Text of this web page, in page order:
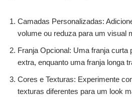
Camadas Personalizadas:
volume ou reduza para um visual
Franja Opcional: Uma franja curta
extra, enquanto uma franja longa
Cores e Texturas: Experimente
texturas diferentes para um look